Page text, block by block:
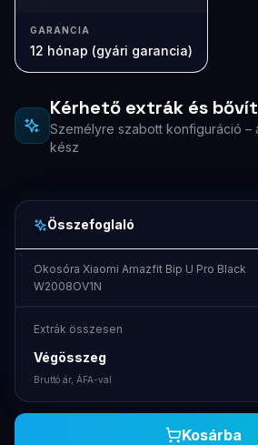
GARANCIA
12 hónap (gyári garancia)
Kérhető extrák és
Személyre szabott konfiguráció –
kész
Összefoglaló
Okosóra Xiaomi Amazfit Bip U Pro Black
W2008OV1N
Extrák összesen
Végösszeg
Bruttó ár, ÁFA-val
Kosárba